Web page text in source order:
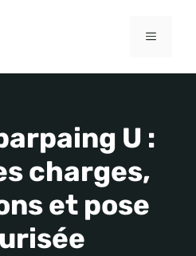
MENU
U :
charges,
et pose